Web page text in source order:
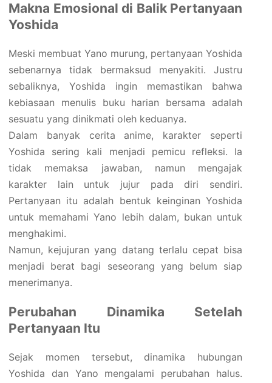
Makna Emosional di Balik Pertanyaan
Yoshida
Meski membuat Yano murung, pertanyaan Yoshida
sebenarnya tidak bermaksud menyakiti. Justru
sebaliknya, Yoshida ingin memastikan bahwa
kebiasaan menulis buku harian bersama adalah
sesuatu yang dinikmati oleh keduanya.
Dalam banyak cerita anime, karakter seperti
Yoshida sering kali menjadi pemicu refleksi. Ia
tidak memaksa jawaban, namun mengajak
karakter lain untuk jujur pada diri sendiri.
Pertanyaan itu adalah bentuk keinginan Yoshida
untuk memahami Yano lebih dalam, bukan untuk
menghakimi.
Namun, kejujuran yang datang terlalu cepat bisa
menjadi berat bagi seseorang yang belum siap
menerimanya.
Perubahan Dinamika Setelah
Pertanyaan Itu
Sejak momen tersebut, dinamika hubungan
Yoshida dan Yano mengalami perubahan halus.